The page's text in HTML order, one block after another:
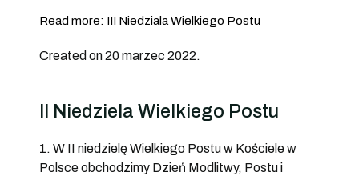
Read more: III Niedziala Wielkiego Postu
Created on 20 marzec 2022.
II Niedziela Wielkiego Postu
1. W II niedzielę Wielkiego Postu w Kościele w
Polsce obchodzimy Dzień Modlitwy, Postu i